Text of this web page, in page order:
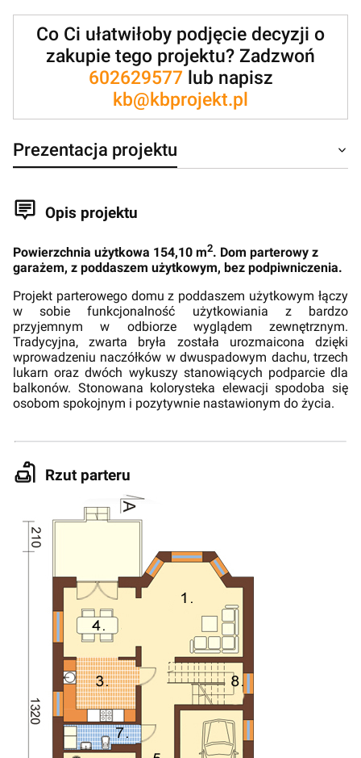
Co Ci ułatwiłoby podjęcie decyzji o
zakupie tego projektu? Zadzwoń
602629577lub napisz
kb@kbprojekt.pl
Prezentacja projektu
Opis projektu
Powierzchnia użytkowa 154,10 m2. Dom parterowy z
garażem, z poddaszem użytkowym, bez podpiwniczenia.
Projekt parterowego domu z poddaszem użytkowym łączy
w sobie funkcjonalność użytkowiania z bardzo
przyjemnym w odbiorze wyglądem zewnętrznym.
Tradycyjna, zwarta bryła została urozmaicona dzięki
wprowadzeniu naczółków w dwuspadowym dachu, trzech
lukarn oraz dwóch wykuszy stanowiących podparcie dla
balkonów. Stonowana kolorysteka elewacji spodoba się
osobom spokojnym i pozytywnie nastawionym do życia.
Rzut parteru